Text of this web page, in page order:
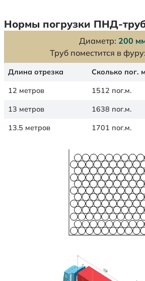
Нормы погрузки ПНД-
Диаметр: 200
Труб поместится в фуру:
Длина отрезка Сколько пог.
12 метров 1512 пог.м.
13 метров 1638 пог.м.
13.5 метров 1701 пог.м.